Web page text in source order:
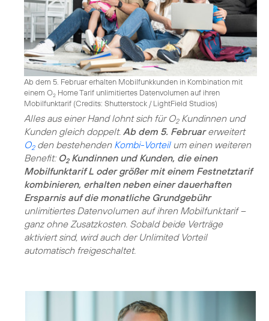
Ab dem 5. Februar erhalten Mobilfunkkunden in Kombination mit
einem O2 Home Tarif unlimitiertes Datenvolumen auf ihren
Mobilfunktarif (Credits: Shutterstock / LightField Studios)
Alles aus einer Hand lohnt sich für O2Kundinnen und
Kunden gleich doppelt. Ab dem 5. Februarerweitert
O2den bestehenden Kombi-Vorteilum einen weiteren
Benefit: O2Kundinnen und Kunden, die einen
Mobilfunktarif L oder größer mit einem Festnetztarif
kombinieren, erhalten neben einer dauerhaften
Ersparnis auf die monatliche Grundgebühr
unlimitiertes Datenvolumen auf ihren Mobilfunktarif –
ganz ohne Zusatzkosten. Sobald beide Verträge
aktiviert sind, wird auch der Unlimited Vorteil
automatisch freigeschaltet.